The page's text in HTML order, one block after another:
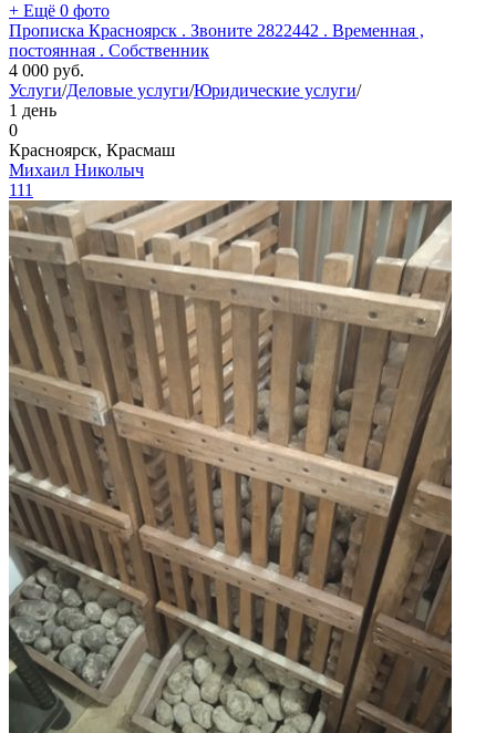
+ Ещё 0 фото
Прописка Красноярск . Звоните 2822442 . Временная ,
постоянная . Собственник
4 000 руб.
Услуги/Деловые услуги/Юридические услуги/
1 день
0
Красноярск, Красмаш
Михаил Николыч
111